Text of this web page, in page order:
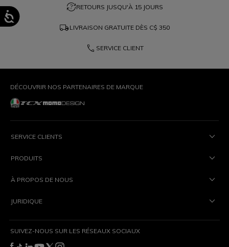
question_exchangeRETOURS JUSQU'À 15 JOURS
local_shipping LIVRAISON GRATUITE DÈS C$ 350
phone SERVICE CLIENT
DÉCOUVRIR NOS PARTENAIRES DE MARQUE
SERVICE CLIENTS
PRODUITS
À PROPOS DE NOUS
JURIDIQUE
SUIVEZ-NOUS SUR LES RÉSEAUX SOCIAUX